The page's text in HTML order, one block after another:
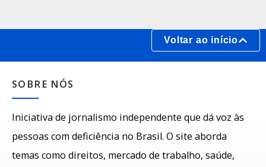
Voltar ao início
SOBRE NÓS
Iniciativa de jornalismo independente que dá voz às
pessoas com deficiência no Brasil. O site aborda
temas como direitos, mercado de trabalho, saúde,